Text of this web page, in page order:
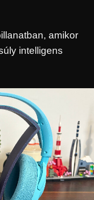
amikor
intelligens